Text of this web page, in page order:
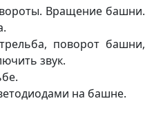
Вращение башни.
поворот башни,
звук.
на башне.